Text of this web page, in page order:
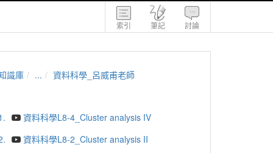
索引 筆記 討論
識庫 ... 資料科學_呂威甫老師
資料科學L8-4_Cluster analysis IV
資料科學L8-2_Cluster analysis II